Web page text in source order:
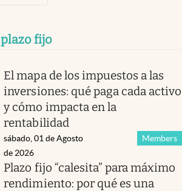
plazo fijo
El mapa de los impuestos a las
inversiones: qué paga cada activo
y cómo impacta en la
rentabilidad
Members
sábado, 01 de Agosto
de 2026
Plazo fijo “calesita” para máximo
rendimiento: por qué es una